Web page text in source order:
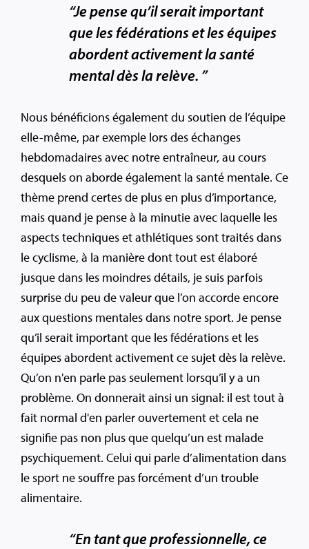
“Je pense qu’il serait important
que les fédérations et les équipes
abordent activement la santé
mental dès la relève. ”
Nous bénéficions également du soutien de l’équipe
elle-même, par exemple lors des échanges
hebdomadaires avec notre entraîneur, au cours
desquels on aborde également la santé mentale. Ce
thème prend certes de plus en plus d’importance,
mais quand je pense à la minutie avec laquelle les
aspects techniques et athlétiques sont traités dans
le cyclisme, à la manière dont tout est élaboré
jusque dans les moindres détails, je suis parfois
surprise du peu de valeur que l’on accorde encore
aux questions mentales dans notre sport. Je pense
qu’il serait important que les fédérations et les
équipes abordent activement ce sujet dès la relève.
Qu’on n'en parle pas seulement lorsqu’il y a un
problème. On donnerait ainsi un signal: il est tout à
fait normal d'en parler ouvertement et cela ne
signifie pas non plus que quelqu’un est malade
psychiquement. Celui qui parle d’alimentation dans
le sport ne souffre pas forcément d’un trouble
alimentaire.
“En tant que professionnelle, ce